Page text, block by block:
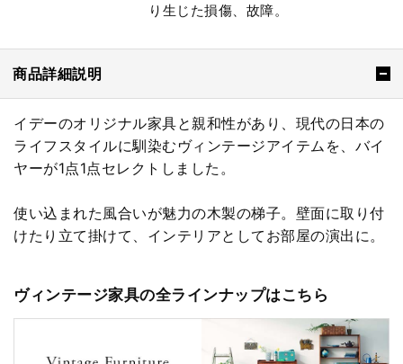
り生じた損傷、故障。
商品詳細説明
イデーのオリジナル家具と親和性があり、現代の日本の
ライフスタイルに馴染むヴィンテージアイテムを、バイ
ヤーが1点1点セレクトしました。
使い込まれた風合いが魅力の木製の梯子。壁面に取り付
けたり立て掛けて、インテリアとしてお部屋の演出に。
ヴィンテージ家具の全ラインナップはこちら